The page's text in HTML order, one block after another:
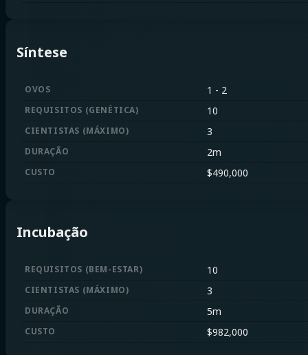
Síntese
OVOS 1 - 2
REQUISITOS (GENÉTICA) 10
CIENTISTAS (MÁXIMO) 3
DURAÇÃO 2m
CUSTO $490,000
Incubação
REQUISITOS (BEM-ESTAR) 10
CIENTISTAS (MÁXIMO) 3
DURAÇÃO 5m
CUSTO $982,000